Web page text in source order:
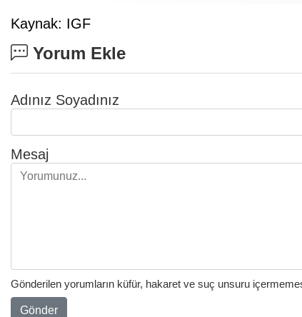
Kaynak: IGF
Yorum Ekle
Adınız Soyadınız
Mesaj
Gönderilen yorumların küfür, hakaret ve suç unsuru
Gönder